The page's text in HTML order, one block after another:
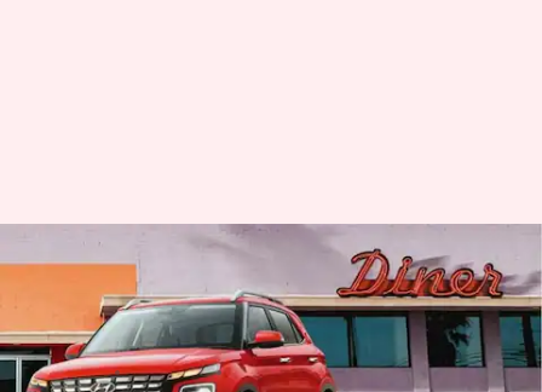
क्या नई हुंडई वेन्यू को टक्कर दे पाएगी
मारुति की आने वाली ब्रेजा
फेसलिफ्ट?
लेखन अविनाश Jun 18, 2022 05:30 pm